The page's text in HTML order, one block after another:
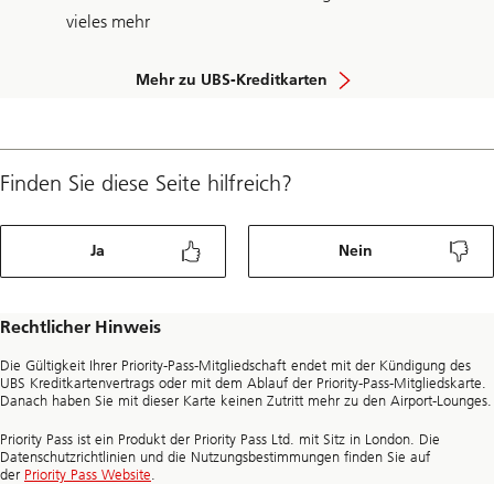
vieles mehr
Mehr zu UBS-Kreditkarten
Finden Sie diese Seite hilfreich?
Ja Nein
Rechtlicher Hinweis
Die Gültigkeit Ihrer Priority-Pass-Mitgliedschaft endet mit der Kündigung des
UBS Kreditkartenvertrags oder mit dem Ablauf der Priority-Pass-Mitgliedskarte.
Danach haben Sie mit dieser Karte keinen Zutritt mehr zu den Airport-Lounges.
Priority Pass ist ein Produkt der Priority Pass Ltd. mit Sitz in London. Die
Datenschutzrichtlinien und die Nutzungsbestimmungen finden Sie auf
der Priority Pass Website